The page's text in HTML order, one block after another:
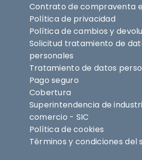
Contrato de compraventa
Política de privacidad
Política de cambios y
Solicitud tratamiento de
personales
Tratamiento de datos
Pago seguro
Cobertura
Superintendencia de
comercio - SIC
Política de cookies
Términos y condiciones del